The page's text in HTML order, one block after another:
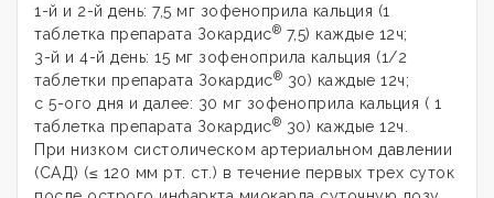
1-й и 2-й день: 7,5 мг зофеноприла кальция (1
таблетка препарата Зокардис® 7,5) каждые 12ч;
3-й и 4-й день: 15 мг зофеноприла кальция (1/2
таблетки препарата Зокардис® 30) каждые 12ч;
с 5-ого дня и далее: 30 мг зофеноприла кальция ( 1
таблетка препарата Зокардис® 30) каждые 12ч.
При низком систолическом артериальном давлении
(САД) (≤ 120 мм рт. ст.) в течение первых трех суток